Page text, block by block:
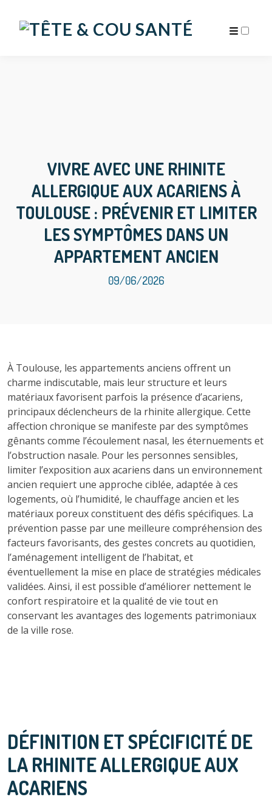
VIVRE AVEC UNE RHINITE
ALLERGIQUE AUX ACARIENS À
TOULOUSE : PRÉVENIR ET LIMITER
LES SYMPTÔMES DANS UN
APPARTEMENT ANCIEN
09/06/2026
À Toulouse, les appartements anciens offrent un
charme indiscutable, mais leur structure et leurs
matériaux favorisent parfois la présence d’acariens,
principaux déclencheurs de la rhinite allergique. Cette
affection chronique se manifeste par des symptômes
gênants comme l’écoulement nasal, les éternuements et
l’obstruction nasale. Pour les personnes sensibles,
limiter l’exposition aux acariens dans un environnement
ancien requiert une approche ciblée, adaptée à ces
logements, où l’humidité, le chauffage ancien et les
matériaux poreux constituent des défis spécifiques. La
prévention passe par une meilleure compréhension des
facteurs favorisants, des gestes concrets au quotidien,
l’aménagement intelligent de l’habitat, et
éventuellement la mise en place de stratégies médicales
validées. Ainsi, il est possible d’améliorer nettement le
confort respiratoire et la qualité de vie tout en
conservant les avantages des logements patrimoniaux
de la ville rose.
DÉFINITION ET SPÉCIFICITÉ DE
LA RHINITE ALLERGIQUE AUX
ACARIENS